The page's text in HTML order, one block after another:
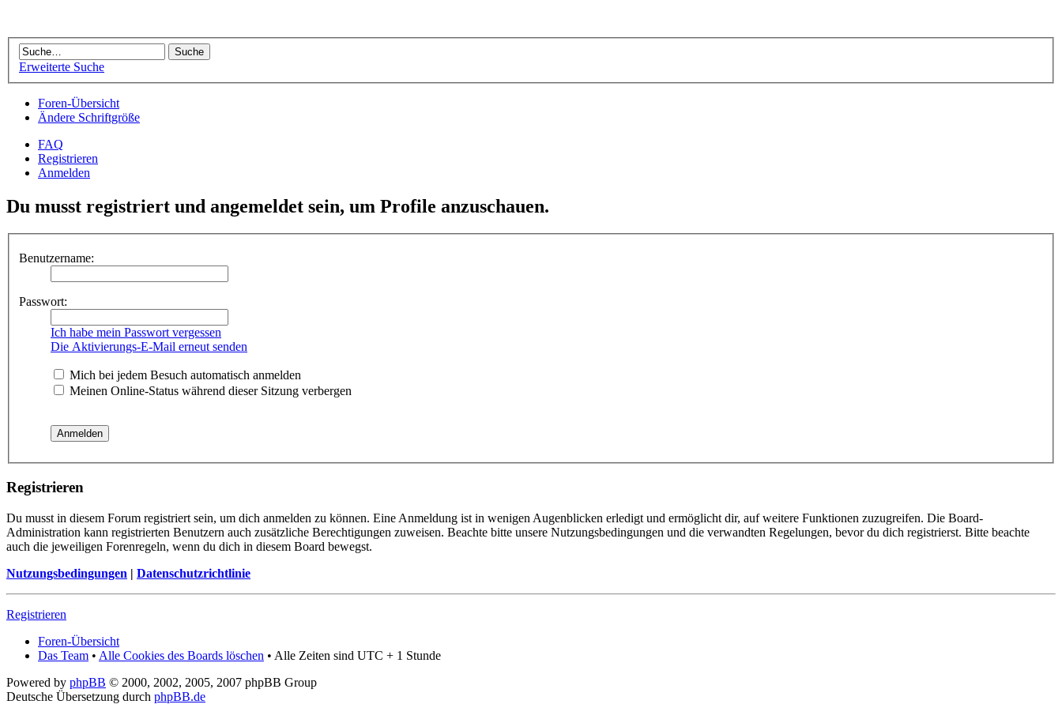
Erweiterte Suche
Foren-Übersicht
Ändere Schriftgröße
FAQ
Registrieren
Anmelden
Du musst registriert und angemeldet sein, um Profile anzuschauen.
Benutzername:
Passwort:
Ich habe mein Passwort vergessen
Die Aktivierungs-E-Mail erneut senden
Mich bei jedem Besuch automatisch anmelden
Meinen Online-Status während dieser Sitzung verbergen
Registrieren
Du musst in diesem Forum registriert sein, um dich anmelden zu können. Eine Anmeldung ist in wenigen Augenblicken erledigt und ermöglicht dir, auf weitere Funktionen zuzugreifen. Die Board-
Administration kann registrierten Benutzern auch zusätzliche Berechtigungen zuweisen. Beachte bitte unsere Nutzungsbedingungen und die verwandten Regelungen, bevor du dich registrierst. Bitte beachte
auch die jeweiligen Forenregeln, wenn du dich in diesem Board bewegst.
Nutzungsbedingungen | Datenschutzrichtlinie
Registrieren
Foren-Übersicht
Das Team • Alle Cookies des Boards löschen • Alle Zeiten sind UTC + 1 Stunde
Powered by phpBB © 2000, 2002, 2005, 2007 phpBB Group
Deutsche Übersetzung durch phpBB.de